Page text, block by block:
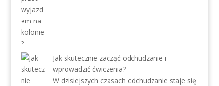
Jak skutecznie zacząć odchudzanie i
wprowadzić ćwiczenia?
W dzisiejszych czasach odchudzanie staje się